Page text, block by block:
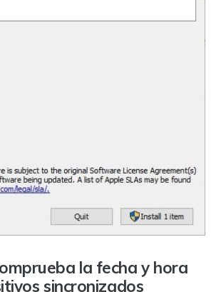
la fecha y hora
sincronizados